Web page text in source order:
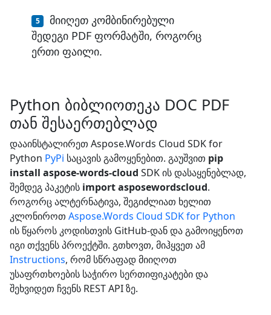
მიიღეთ კომბინირებული
შედეგი PDF ფორმატში, როგორც
ერთი ფაილი.
Python ბიბლიოთეკა DOC PDF
თან შესაერთებლად
დააინსტალირეთ Aspose.Words Cloud SDK for
Python PyPi საცავის გამოყენებით. გაუშვით pip
install aspose-words-cloud SDK ის დასაყენებლად,
შემდეგ პაკეტის import asposewordscloud.
როგორც ალტერნატივა, შეგიძლიათ ხელით
კლონიროთ Aspose.Words Cloud SDK for Python
ის წყაროს კოდისთვის GitHub-დან და გამოიყენოთ
იგი თქვენს პროექტში. გთხოვთ, მიჰყვეთ ამ
Instructions, რომ სწრაფად მიიღოთ
უსაფრთხოების საჭირო სერთიფიკატები და
შეხვიდეთ ჩვენს REST API ზე.